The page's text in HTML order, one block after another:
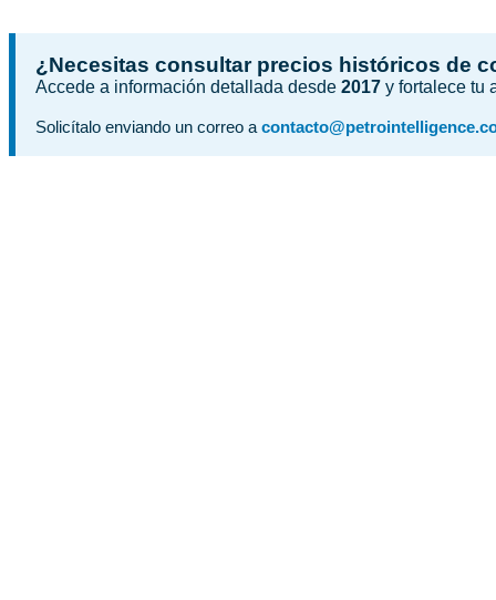
¿Necesitas consultar precios históricos de
Accede a información detallada desde 2017 y fortalece tu
Solicítalo enviando un correo a